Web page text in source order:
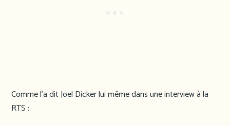
Comme l’a dit Joel Dicker lui même dans une interview à la
RTS :